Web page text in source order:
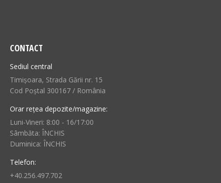
CONTACT
Sediul central
Timișoara, Strada Gării nr. 15
Cod Poștal 300167 / România
Orar rețea depozite/magazine:
Luni-Vineri: 8:00 - 16/17:00
Sâmbăta: ÎNCHIS
Duminica: ÎNCHIS
Telefon:
+40.256.497.702